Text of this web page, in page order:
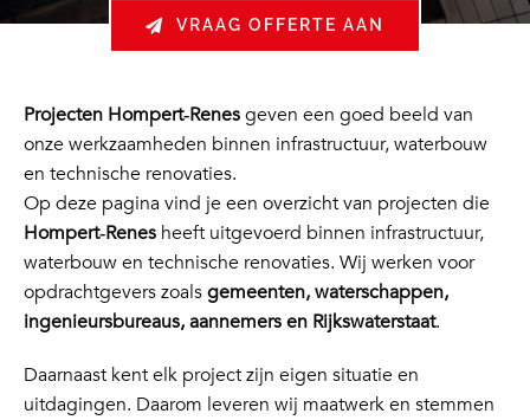
VRAAG OFFERTE AAN
Projecten Hompert‑Renesgeven een goed beeld van
onze werkzaamheden binnen infrastructuur, waterbouw
en technische renovaties.
Op deze pagina vind je een overzicht van projecten die
Hompert‑Renesheeft uitgevoerd binnen infrastructuur,
waterbouw en technische renovaties. Wij werken voor
opdrachtgevers zoalsgemeenten, waterschappen,
ingenieursbureaus, aannemers en Rijkswaterstaat.
Daarnaast kent elk project zijn eigen situatie en
uitdagingen. Daarom leveren wij maatwerk en stemmen